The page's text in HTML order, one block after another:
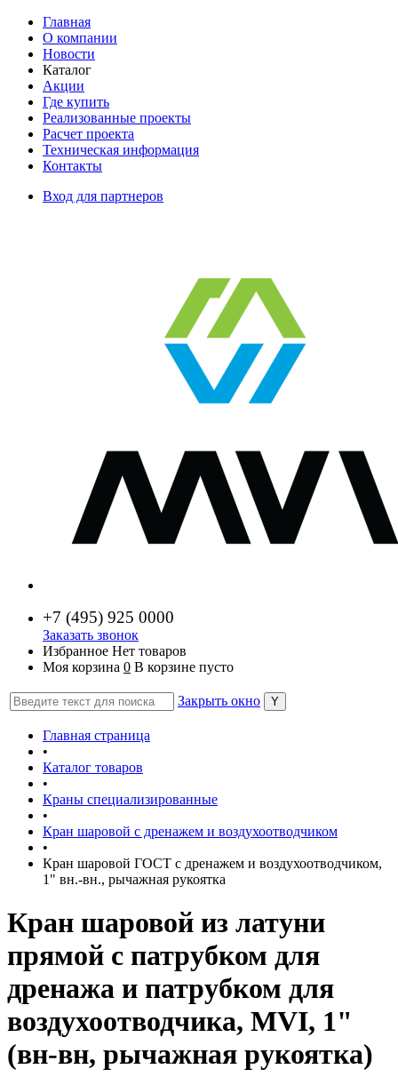
Главная
О компании
Новости
Каталог
Акции
Где купить
Реализованные проекты
Расчет проекта
Техническая информация
Контакты
Вход для партнеров
+7 (495) 925 0000
Заказать звонок
Избранное Нет товаров
Моя корзина 0 В корзине пусто
Закрыть окно
Главная страница
•
Каталог товаров
•
Краны специализированные
•
Кран шаровой с дренажем и воздухоотводчиком
•
Кран шаровой ГОСТ с дренажем и воздухоотводчиком,
1" вн.-вн., рычажная рукоятка
Кран шаровой из латуни
прямой с патрубком для
дренажа и патрубком для
воздухоотводчика, MVI, 1"
(вн-вн, рычажная рукоятка)